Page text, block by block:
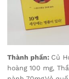
Thành phần: Củ
hoàng 100 mg,